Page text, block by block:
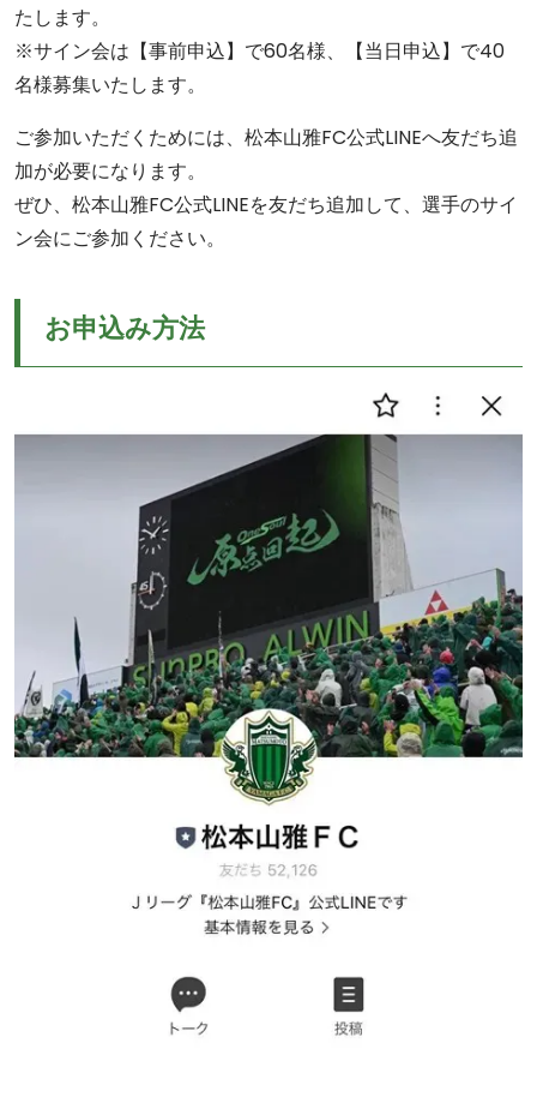
たします。
※サイン会は【事前申込】で60名様、【当日申込】で40
名様募集いたします。
ご参加いただくためには、松本山雅FC公式LINEへ友だち追
加が必要になります。
ぜひ、松本山雅FC公式LINEを友だち追加して、選手のサイ
ン会にご参加ください。
お申込み方法